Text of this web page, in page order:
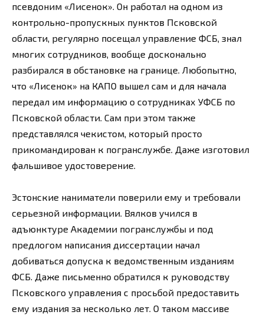
псевдоним «Лисенок». Он работал на одном из
контрольно-пропускных пунктов Псковской
области, регулярно посещал управление ФСБ, знал
многих сотрудников, вообще досконально
разбирался в обстановке на границе. Любопытно,
что «Лисенок» на КАПО вышел сам и для начала
передал им информацию о сотрудниках УФСБ по
Псковской области. Сам при этом также
представлялся чекистом, который просто
прикомандирован к погранслужбе. Даже изготовил
фальшивое удостоверение.
Эстонские наниматели поверили ему и требовали
серьезной информации. Вялков учился в
адъюнктуре Академии погранслужбы и под
предлогом написания диссертации начал
добиваться допуска к ведомственным изданиям
ФСБ. Даже письменно обратился к руководству
Псковского управления с просьбой предоставить
ему издания за несколько лет. О таком массиве